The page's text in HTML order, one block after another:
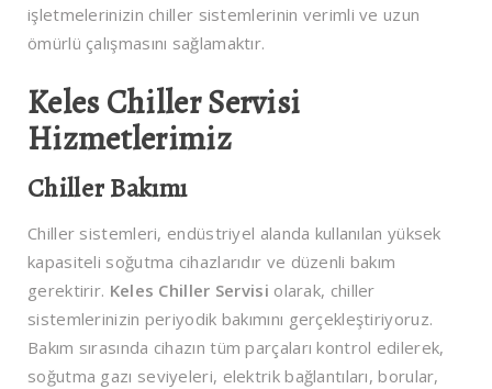
işletmelerinizin chiller sistemlerinin verimli ve uzun
ömürlü çalışmasını sağlamaktır.
Keles Chiller Servisi
Hizmetlerimiz
Chiller Bakımı
Chiller sistemleri, endüstriyel alanda kullanılan yüksek
kapasiteli soğutma cihazlarıdır ve düzenli bakım
gerektirir. Keles Chiller Servisi olarak, chiller
sistemlerinizin periyodik bakımını gerçekleştiriyoruz.
Bakım sırasında cihazın tüm parçaları kontrol edilerek,
soğutma gazı seviyeleri, elektrik bağlantıları, borular,